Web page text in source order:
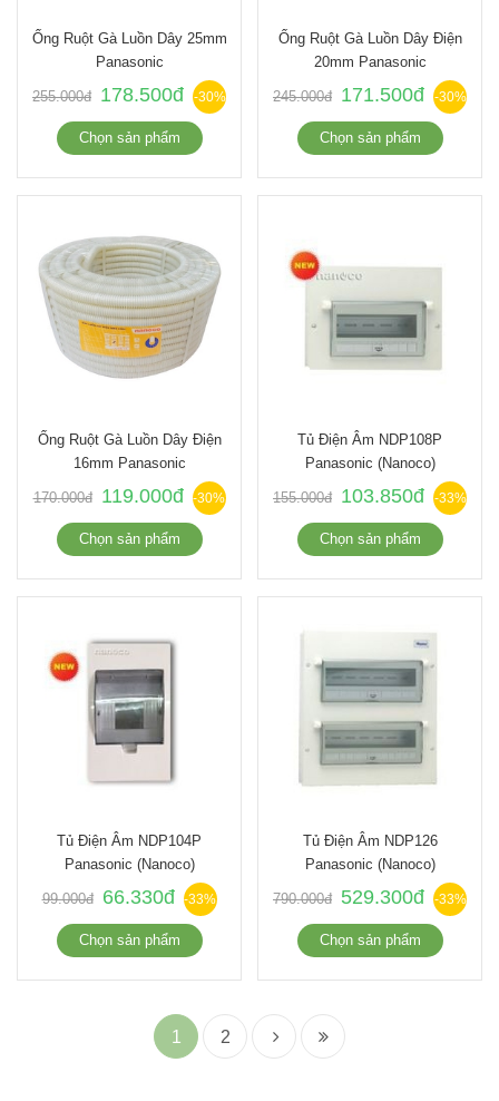
Ống Ruột Gà Luồn Dây 25mm
Panasonic
255.000đ 178.500đ -30%
Chọn sản phẩm
Ống Ruột Gà Luồn Dây Điện
20mm Panasonic
245.000đ 171.500đ -30%
Chọn sản phẩm
Ống Ruột Gà Luồn Dây Điện
16mm Panasonic
170.000đ 119.000đ -30%
Chọn sản phẩm
Tủ Điện Âm NDP108P
Panasonic (nanoco)
155.000đ 103.850đ -33%
Chọn sản phẩm
Tủ Điện Âm NDP104P
Panasonic (nanoco)
99.000đ 66.330đ -33%
Chọn sản phẩm
Tủ Điện Âm NDP126
Panasonic (nanoco)
790.000đ 529.300đ -33%
Chọn sản phẩm
1 2